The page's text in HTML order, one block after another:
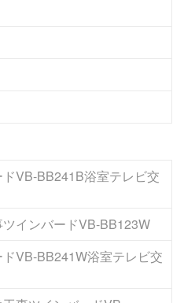
VB-BB241B浴室テレビ交
インバードVB-BB123W
VB-BB241W浴室テレビ交